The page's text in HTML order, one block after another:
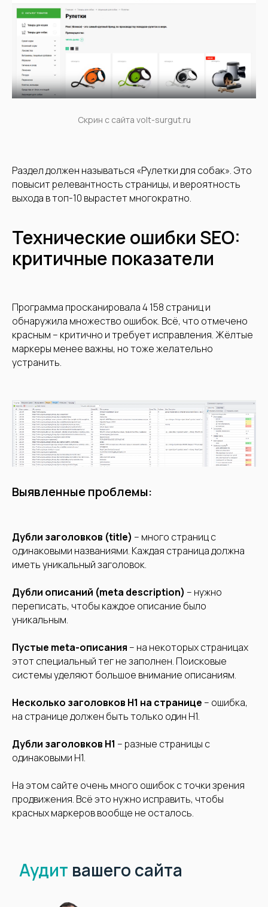
Скрин с сайта volt-surgut.ru
Раздел должен называться «Рулетки для собак». Это
повысит релевантность страницы, и вероятность
выхода в топ-10 вырастет многократно.
Технические ошибки SEO:
критичные показатели
Программа просканировала 4 158 страниц и
обнаружила множество ошибок. Всё, что отмечено
красным – критично и требует исправления. Жёлтые
маркеры менее важны, но тоже желательно
устранить.
Выявленные проблемы:
Дубли заголовков (title) – много страниц с
одинаковыми названиями. Каждая страница должна
иметь уникальный заголовок.
Дубли описаний (meta description) – нужно
переписать, чтобы каждое описание было
уникальным.
Пустые meta-описания – на некоторых страницах
этот специальный тег не заполнен. Поисковые
системы уделяют большое внимание описаниям.
Несколько заголовков H1 на странице – ошибка,
на странице должен быть только один H1.
Дубли заголовков H1 – разные страницы с
одинаковыми H1.
На этом сайте очень много ошибок с точки зрения
продвижения. Всё это нужно исправить, чтобы
красных маркеров вообще не осталось.